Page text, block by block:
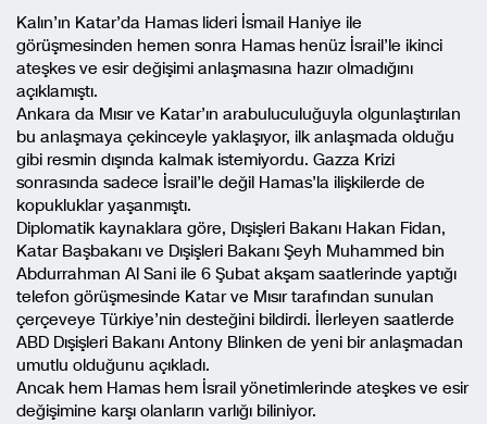
Kalın’ın Katar’da Hamas lideri İsmail Haniye ile
görüşmesinden hemen sonra Hamas henüz İsrail’le ikinci
ateşkes ve esir değişimi anlaşmasına hazır olmadığını
açıklamıştı.
Ankara da Mısır ve Katar’ın arabuluculuğuyla olgunlaştırılan
bu anlaşmaya çekinceyle yaklaşıyor, ilk anlaşmada olduğu
gibi resmin dışında kalmak istemiyordu. Gazza Krizi
sonrasında sadece İsrail’le değil Hamas’la ilişkilerde de
kopukluklar yaşanmıştı.
Diplomatik kaynaklara göre, Dışişleri Bakanı Hakan Fidan,
Katar Başbakanı ve Dışişleri Bakanı Şeyh Muhammed bin
Abdurrahman Al Sani ile 6 Şubat akşam saatlerinde yaptığı
telefon görüşmesinde Katar ve Mısır tarafından sunulan
çerçeveye Türkiye’nin desteğini bildirdi. İlerleyen saatlerde
ABD Dışişleri Bakanı Antony Blinken de yeni bir anlaşmadan
umutlu olduğunu açıkladı.
Ancak hem Hamas hem İsrail yönetimlerinde ateşkes ve esir
değişimine karşı olanların varlığı biliniyor.